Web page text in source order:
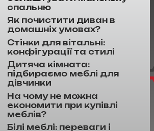
спальню
Як почистити диван в
домашніх умовах?
Стінки для вітальні:
конфігурації та стилі
Дитяча кімната:
підбираємо меблі для
дівчинки
На чому не можна
економити при купівлі
меблів?
Білі меблі: переваги і